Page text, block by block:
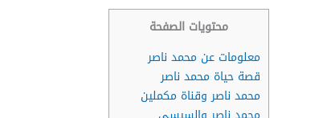
محتويات الصفحة
معلومات عن محمد ناصر
قصة حياة محمد ناصر
محمد ناصر وقناة مكملين